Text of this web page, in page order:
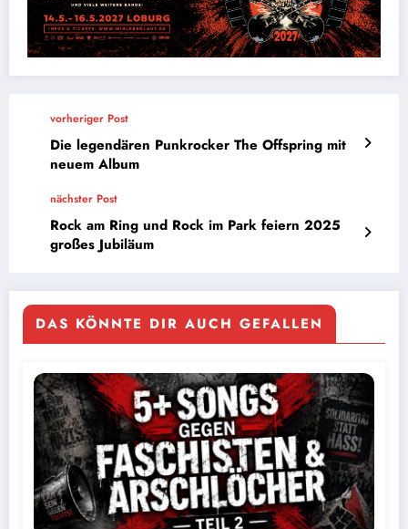
vorheriger Post
Die legendären Punkrocker The Offspring mit
neuem Album
nächster Post
Rock am Ring und Rock im Park feiern 2025
großes Jubiläum
DAS KÖNNTE DIR AUCH GEFALLEN